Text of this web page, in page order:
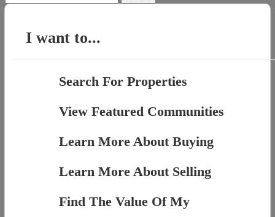
for:
I want to...
Search For Properties
View Featured Communities
Learn More About Buying
Learn More About Selling
Find The Value Of My